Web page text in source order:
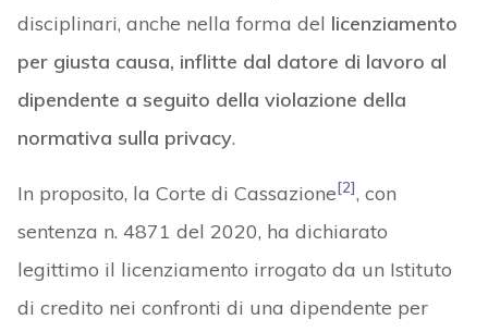
disciplinari, anche nella forma del licenziamento
per giusta causa, inflitte dal datore di lavoro al
dipendente a seguito della violazione della
normativa sulla privacy.
In proposito, la Corte di Cassazione[2], con
sentenza n. 4871 del 2020, ha dichiarato
legittimo il licenziamento irrogato da un Istituto
di credito nei confronti di una dipendente per